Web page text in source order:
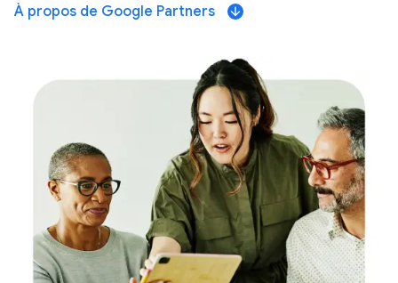
À propos de Google Partners arrow_downward